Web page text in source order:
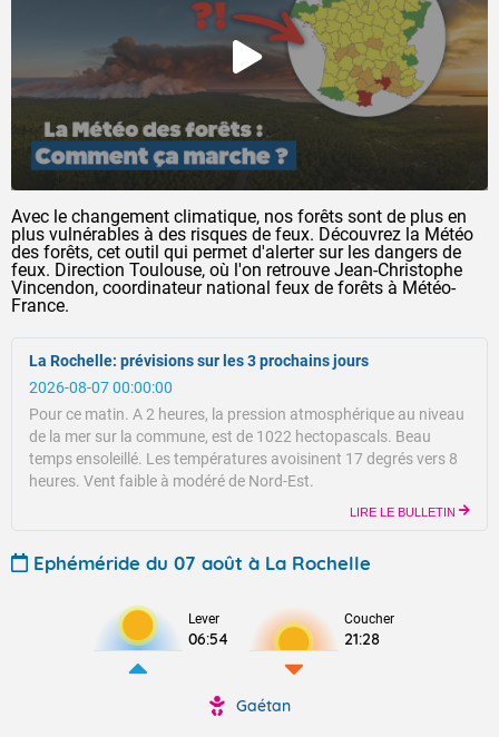
Avec le changement climatique, nos forêts sont de plus en
plus vulnérables à des risques de feux. Découvrez la Météo
des forêts, cet outil qui permet d'alerter sur les dangers de
feux. Direction Toulouse, où l'on retrouve Jean-Christophe
Vincendon, coordinateur national feux de forêts à Météo-
France.
La Rochelle: prévisions sur les 3 prochains jours
2026-08-07 00:00:00
Pour ce matin. A 2 heures, la pression atmosphérique au niveau
de la mer sur la commune, est de 1022 hectopascals. Beau
temps ensoleillé. Les températures avoisinent 17 degrés vers 8
heures. Vent faible à modéré de Nord-Est.
LIRE LE BULLETIN
Ephéméride du 07 août à La Rochelle
Lever
06:54
Coucher
21:28
Gaétan